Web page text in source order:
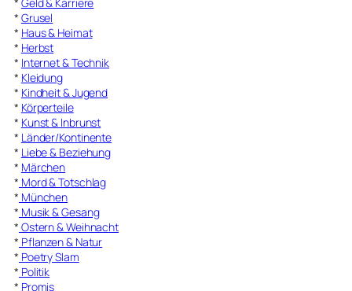
* Grusel
* Haus & Heimat
* Herbst
* Internet & Technik
* Kleidung
* Kindheit & Jugend
* Körperteile
* Kunst & Inbrunst
* Länder/Kontinente
* Liebe & Beziehung
* Märchen
* Mord & Totschlag
* München
* Musik & Gesang
* Ostern & Weihnacht
* Pflanzen & Natur
* Poetry Slam
* Politik
* Promis